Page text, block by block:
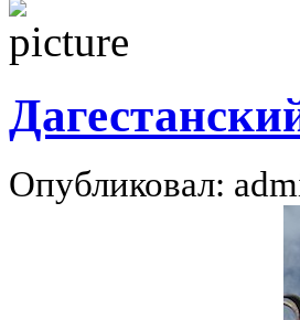
Опубликовал: